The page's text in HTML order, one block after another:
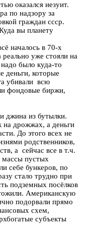
оказался иезуит.
по надзору за
граждан ссср.
вы планету
началось в 70-х
реально уже стояли на
надо было куда-то
деньги, которые
убивали всю
фондовые биржи,
джина из бутылки.
на дрожжах, а деньги
До этого всех не
родственников,
а сейчас все в т.ч.
массы пустых
себе бункеров, по
стало трудно при
подземных посёлков
Американскую
подорвали прямо
схем,
субъекты